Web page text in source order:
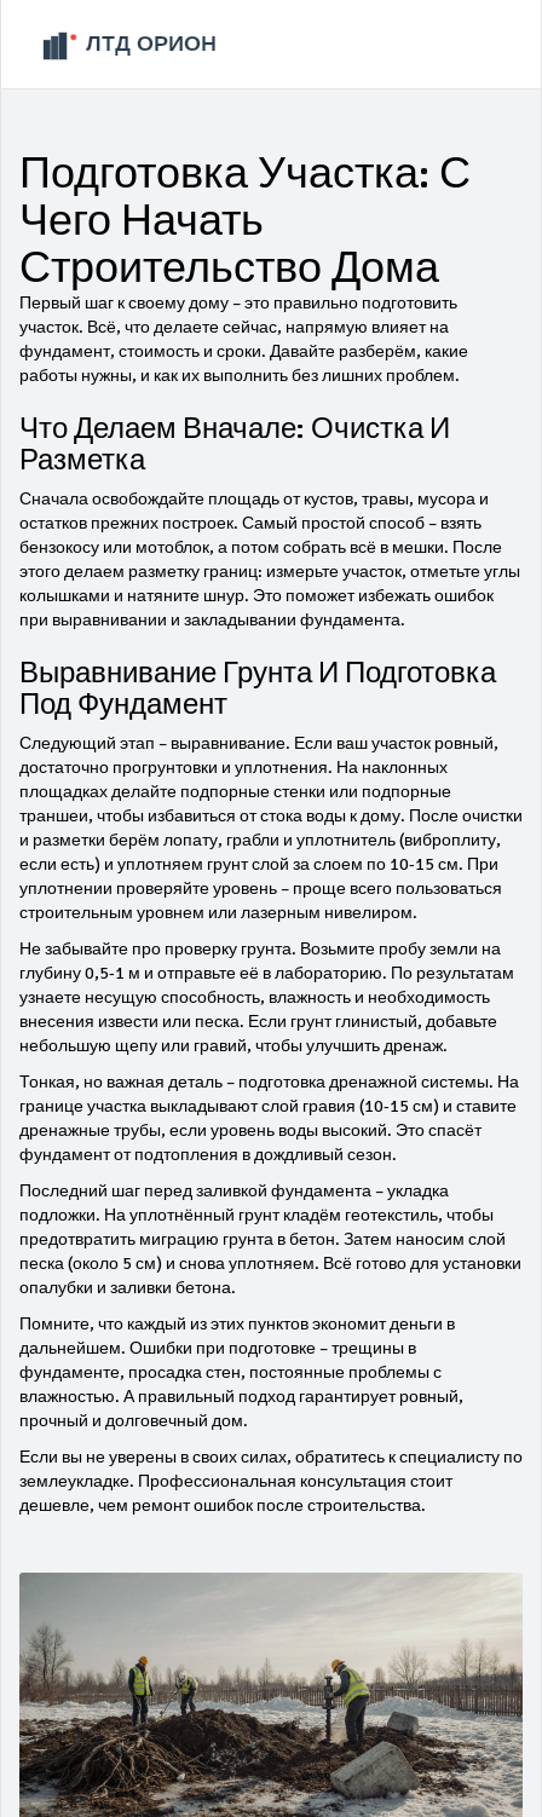
Подготовка Участка: С
Чего Начать
Строительство Дома
Первый шаг к своему дому – это правильно подготовить
участок. Всё, что делаете сейчас, напрямую влияет на
фундамент, стоимость и сроки. Давайте разберём, какие
работы нужны, и как их выполнить без лишних проблем.
Что Делаем Вначале: Очистка И
Разметка
Сначала освобождайте площадь от кустов, травы, мусора и
остатков прежних построек. Самый простой способ – взять
бензокосу или мотоблок, а потом собрать всё в мешки. После
этого делаем разметку границ: измерьте участок, отметьте углы
колышками и натяните шнур. Это поможет избежать ошибок
при выравнивании и закладывании фундамента.
Выравнивание Грунта И Подготовка
Под Фундамент
Следующий этап – выравнивание. Если ваш участок ровный,
достаточно прогрунтовки и уплотнения. На наклонных
площадках делайте подпорные стенки или подпорные
траншеи, чтобы избавиться от стока воды к дому. После очистки
и разметки берём лопату, грабли и уплотнитель (виброплиту,
если есть) и уплотняем грунт слой за слоем по 10‑15 см. При
уплотнении проверяйте уровень – проще всего пользоваться
строительным уровнем или лазерным нивелиром.
Не забывайте про проверку грунта. Возьмите пробу земли на
глубину 0,5‑1 м и отправьте её в лабораторию. По результатам
узнаете несущую способность, влажность и необходимость
внесения извести или песка. Если грунт глинистый, добавьте
небольшую щепу или гравий, чтобы улучшить дренаж.
Тонкая, но важная деталь – подготовка дренажной системы. На
границе участка выкладывают слой гравия (10‑15 см) и ставите
дренажные трубы, если уровень воды высокий. Это спасёт
фундамент от подтопления в дождливый сезон.
Последний шаг перед заливкой фундамента – укладка
подложки. На уплотнённый грунт кладём геотекстиль, чтобы
предотвратить миграцию грунта в бетон. Затем наносим слой
песка (около 5 см) и снова уплотняем. Всё готово для установки
опалубки и заливки бетона.
Помните, что каждый из этих пунктов экономит деньги в
дальнейшем. Ошибки при подготовке – трещины в
фундаменте, просадка стен, постоянные проблемы с
влажностью. А правильный подход гарантирует ровный,
прочный и долговечный дом.
Если вы не уверены в своих силах, обратитесь к специалисту по
землеукладке. Профессиональная консультация стоит
дешевле, чем ремонт ошибок после строительства.